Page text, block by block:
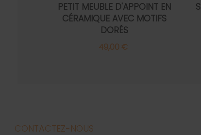
PETIT MEUBLE D'APPOINT EN
CÉRAMIQUE AVEC MOTIFS
DORÉS
49,00 €
CONTACTEZ-NOUS